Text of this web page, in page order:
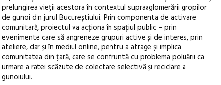
prelungirea vieții acestora în contextul supraaglomerării gropilor
de gunoi din jurul Bucureștiului. Prin componenta de activare
comunitară, proiectul va acționa în spațiul public – prin
evenimente care să angreneze grupuri active și de interes, prin
ateliere, dar și în mediul online, pentru a atrage și implica
comunitatea din țară, care se confruntă cu problema poluării ca
urmare a ratei scăzute de colectare selectivă și reciclare a
gunoiului.